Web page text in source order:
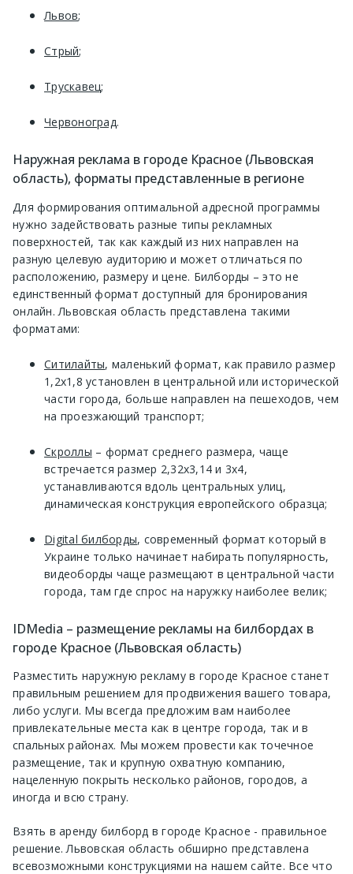
Львов;
Стрый;
Трускавец;
Червоноград.
Наружная реклама в городе Красное (Львовская
область), форматы представленные в регионе
Для формирования оптимальной адресной программы
нужно задействовать разные типы рекламных
поверхностей, так как каждый из них направлен на
разную целевую аудиторию и может отличаться по
расположению, размеру и цене. Билборды – это не
единственный формат доступный для бронирования
онлайн. Львовская область представлена такими
форматами:
Ситилайты, маленький формат, как правило размер
1,2х1,8 установлен в центральной или исторической
части города, больше направлен на пешеходов, чем
на проезжающий транспорт;
Скроллы – формат среднего размера, чаще
встречается размер 2,32х3,14 и 3х4,
устанавливаются вдоль центральных улиц,
динамическая конструкция европейского образца;
Digital билборды, современный формат который в
Украине только начинает набирать популярность,
видеоборды чаще размещают в центральной части
города, там где спрос на наружку наиболее велик;
IDMedia – размещение рекламы на билбордах в
городе Красное (Львовская область)
Разместить наружную рекламу в городе Красное станет
правильным решением для продвижения вашего товара,
либо услуги. Мы всегда предложим вам наиболее
привлекательные места как в центре города, так и в
спальных районах. Мы можем провести как точечное
размещение, так и крупную охватную компанию,
нацеленную покрыть несколько районов, городов, а
иногда и всю страну.
Взять в аренду билборд в городе Красное - правильное
решение. Львовская область обширно представлена
всевозможными конструкциями на нашем сайте. Все что